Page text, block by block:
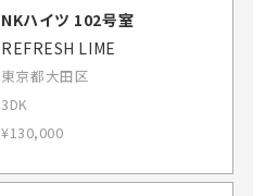
NKハイツ 102号室
REFRESH LIME
東京都大田区
3DK
¥130,000